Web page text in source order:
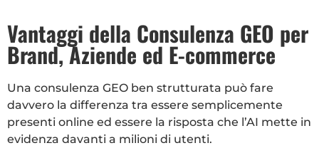
Vantaggi della Consulenza GEO per
Brand, Aziende ed E-commerce
Una consulenza GEO ben strutturata può fare
davvero la differenza tra essere semplicemente
presenti online ed essere la risposta che l’AI mette in
evidenza davanti a milioni di utenti.